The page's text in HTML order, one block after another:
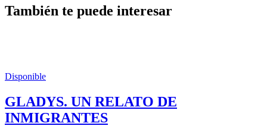
También te puede interesar
Disponible
GLADYS. UN RELATO DE
INMIGRANTES